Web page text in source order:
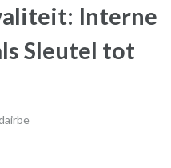
Interne
Sleutel tot